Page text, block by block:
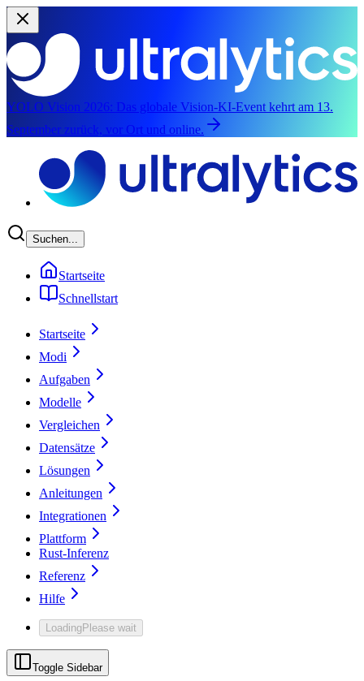
YOLO Vision 2026: Das globale Vision-KI-Event kehrt am 13.
September zurück, vor Ort und online.
Suchen...
Startseite
Schnellstart
Startseite
Modi
Aufgaben
Modelle
Vergleichen
Datensätze
Lösungen
Anleitungen
Integrationen
Plattform
Rust-Inferenz
Referenz
Hilfe
LoadingPlease wait
Toggle Sidebar